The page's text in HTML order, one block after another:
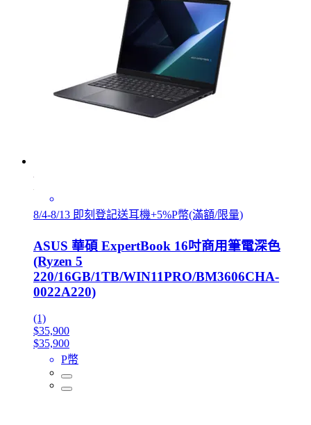
8/4-8/13 即刻登記送耳機+5%P幣(滿額/限量)
ASUS 華碩 ExpertBook 16吋商用筆電深色
(Ryzen 5
220/16GB/1TB/WIN11PRO/BM3606CHA-
0022A220)
(1)
$35,900
$35,900
P幣